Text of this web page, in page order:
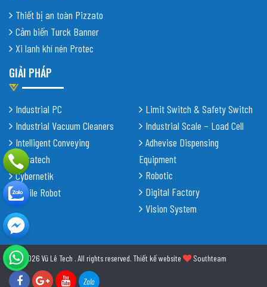
Thiết bị an toàn Pizzato
Cảm biến Turck Banner
Xi lanh khí nén Protec
GIẢI PHÁP
Industrial PC
Industrial Vacuum Cleaners
Intelligent Conveying
Shiratech
Cybernetik
Mobile Robot
Limit Switch & Safety Switch
Industrial Scale – Load Cell
Adhevise Dispensing
Equipment
Robotic
Digital Factory
Vision System
© 2026 Vũ Lê Tech . All rights reserved. Thiết kế website Southteam
Zalo